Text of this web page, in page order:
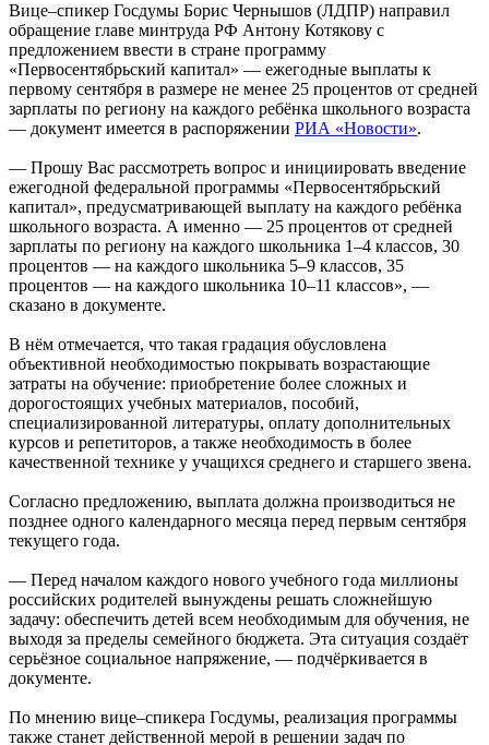
Вице–спикер Госдумы Борис Чернышов (ЛДПР) направил
обращение главе минтруда РФ Антону Котякову с
предложением ввести в стране программу
«Первосентябрьский капитал» — ежегодные выплаты к
первому сентября в размере не менее 25 процентов от средней
зарплаты по региону на каждого ребёнка школьного возраста
— документ имеется в распоряжении РИА «Новости».
— Прошу Вас рассмотреть вопрос и инициировать введение
ежегодной федеральной программы «Первосентябрьский
капитал», предусматривающей выплату на каждого ребёнка
школьного возраста. А именно — 25 процентов от средней
зарплаты по региону на каждого школьника 1–4 классов, 30
процентов — на каждого школьника 5–9 классов, 35
процентов — на каждого школьника 10–11 классов», —
сказано в документе.
В нём отмечается, что такая градация обусловлена
объективной необходимостью покрывать возрастающие
затраты на обучение: приобретение более сложных и
дорогостоящих учебных материалов, пособий,
специализированной литературы, оплату дополнительных
курсов и репетиторов, а также необходимость в более
качественной технике у учащихся среднего и старшего звена.
Согласно предложению, выплата должна производиться не
позднее одного календарного месяца перед первым сентября
текущего года.
— Перед началом каждого нового учебного года миллионы
российских родителей вынуждены решать сложнейшую
задачу: обеспечить детей всем необходимым для обучения, не
выходя за пределы семейного бюджета. Эта ситуация создаёт
серьёзное социальное напряжение, — подчёркивается в
документе.
По мнению вице–спикера Госдумы, реализация программы
также станет действенной мерой в решении задач по